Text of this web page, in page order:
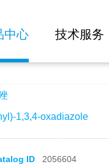
中心 技术服务
1,3,4-oxadiazole
ID 2056604